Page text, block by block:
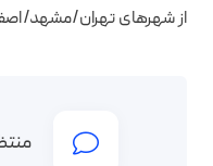
از شهرهای تهران/مشهد/